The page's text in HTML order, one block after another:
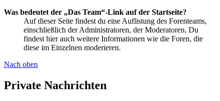
Was bedeutet der „Das Team“-Link auf der Startseite?
Auf dieser Seite findest du eine Auflistung des Forenteams,
einschließlich der Administratoren, der Moderatoren. Du
findest hier auch weitere Informationen wie die Foren, die
diese im Einzelnen moderieren.
Nach oben
Private Nachrichten